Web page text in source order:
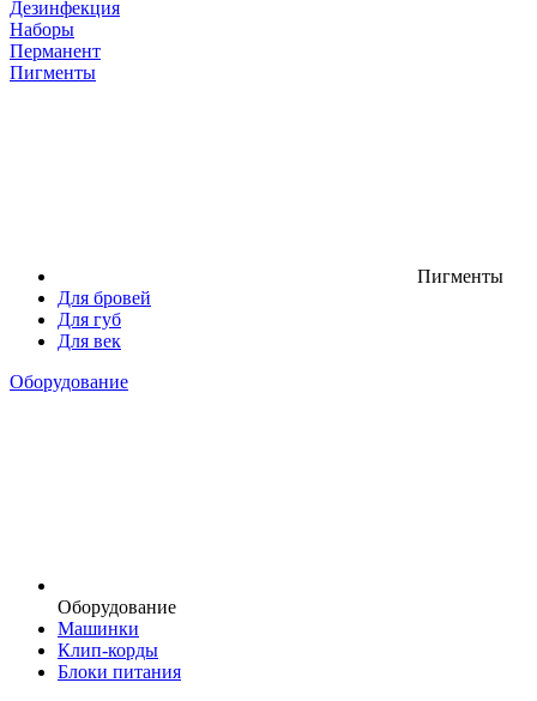
Дезинфекция
Наборы
Перманент
Пигменты
Пигменты
Для бровей
Для губ
Для век
Оборудование
Оборудование
Машинки
Клип-корды
Блоки питания